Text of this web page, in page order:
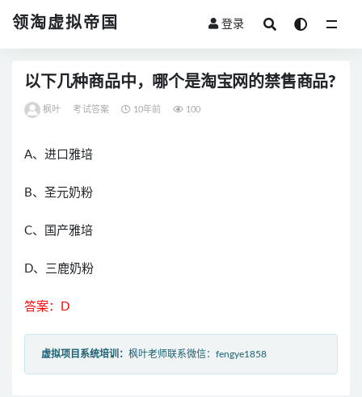
领淘虚拟帝国 登录
以下几种商品中，哪个是淘宝网的禁售商品?
枫叶 考试答案 10年前 100
A、进口雅培
B、圣元奶粉
C、国产雅培
D、三鹿奶粉
答案：D
虚拟项目系统培训： 枫叶老师联系微信：fengye1858